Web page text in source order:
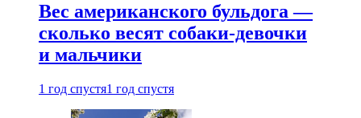
Вес американского бульдога —
сколько весят собаки-девочки
и мальчики
1 год спустя1 год спустя